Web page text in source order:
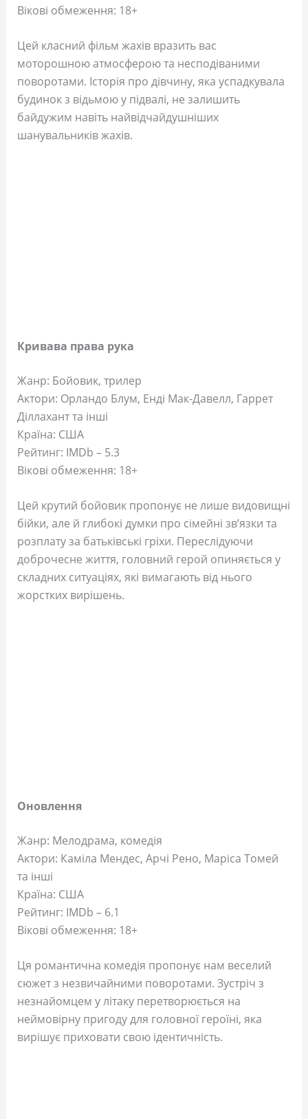
Вікові обмеження: 18+
Цей класний фільм жахів вразить вас
моторошною атмосферою та несподіваними
поворотами. Історія про дівчину, яка успадкувала
будинок з відьмою у підвалі, не залишить
байдужим навіть найвідчайдушніших
шанувальників жахів.
Кривава права рука
Жанр: Бойовик, трилер
Актори: Орландо Блум, Енді Мак-Давелл, Гаррет
Діллахант та інші
Країна: США
Рейтинг: IMDb – 5.3
Вікові обмеження: 18+
Цей крутий бойовик пропонує не лише видовищні
бійки, але й глибокі думки про сімейні зв’язки та
розплату за батьківські гріхи. Переслідуючи
доброчесне життя, головний герой опиняється у
складних ситуаціях, які вимагають від нього
жорстких вирішень.
Оновлення
Жанр: Мелодрама, комедія
Актори: Каміла Мендес, Арчі Рено, Маріса Томей
та інші
Країна: США
Рейтинг: IMDb – 6.1
Вікові обмеження: 18+
Ця романтична комедія пропонує нам веселий
сюжет з незвичайними поворотами. Зустріч з
незнайомцем у літаку перетворюється на
неймовірну пригоду для головної героїні, яка
вирішує приховати свою ідентичність.